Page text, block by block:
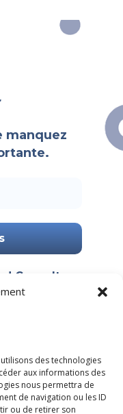
des technologies
aux informations des
nous permettra de
de navigation ou les ID
ou de retirer son
manquez
! Consultez